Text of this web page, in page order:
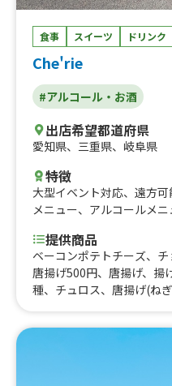
食事 スイーツ ドリンク
Che'rie
#アルコール・お酒
出店希望都道府県
愛知県、 三重県、 岐阜県
特徴
大型イベント対応、 遠方可
メニュー、 アルコールメニ
提供商品
ベーコンポテトチーズ、チ
唐揚げ500円、唐揚げ、揚
種、チュロス、唐揚げ(ね